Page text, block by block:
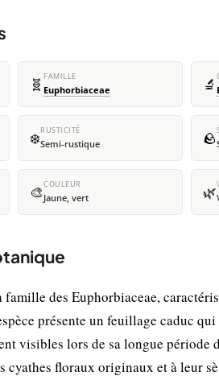
🧬 FAMILLE
Euphorbiaceae 🔬
❄️RUSTICITÉ
Semi-rustique 🪨
🎨COULEUR
Jaune, vert 🌿
des Euphorbiaceae,
présente un feuillage caduc
visibles lors de sa longue période
floraux originaux et à leur